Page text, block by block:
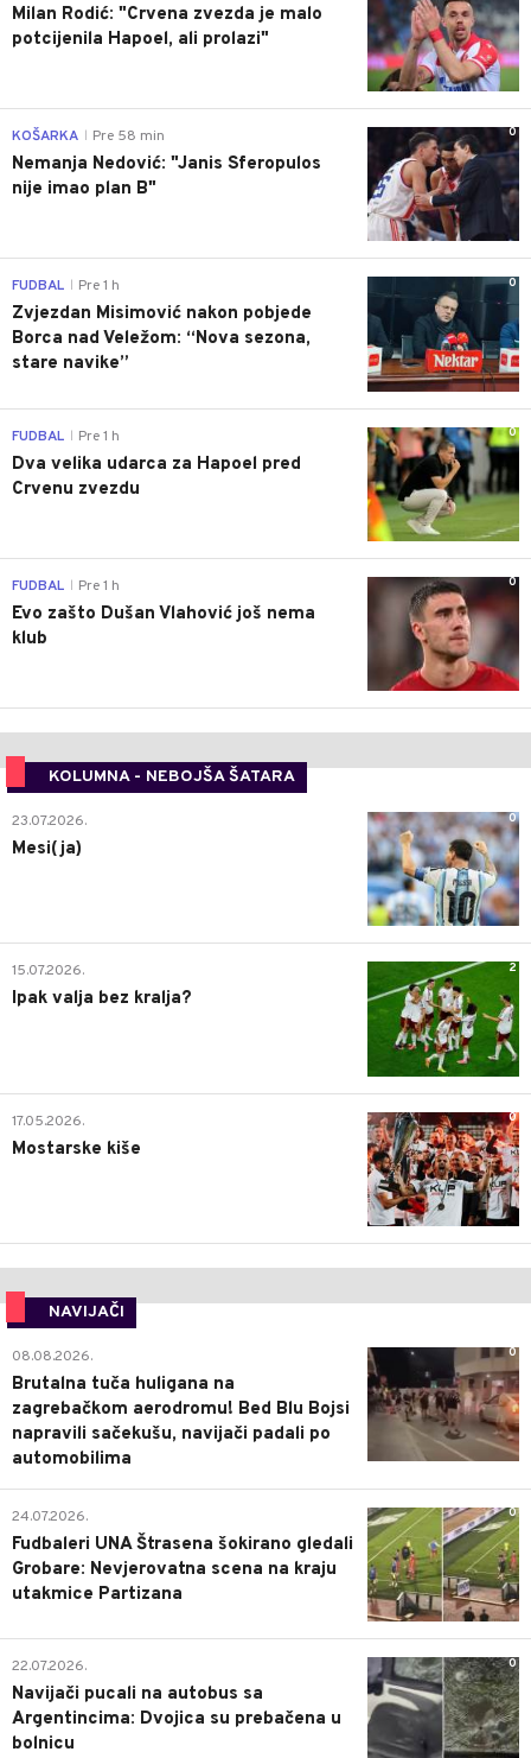
Milan Rodić: "Crvena zvezda je malo
potcijenila Hapoel, ali prolazi"
0
KOŠARKA Pre 58 min
Nemanja Nedović: "Janis Sferopulos
nije imao plan B"
0
FUDBAL Pre 1 h
Zvjezdan Misimović nakon pobjede
Borca nad Veležom: “Nova sezona,
stare navike”
0
FUDBAL Pre 1 h
Dva velika udarca za Hapoel pred
Crvenu zvezdu
0
FUDBAL Pre 1 h
Evo zašto Dušan Vlahović još nema
klub
KOLUMNA - NEBOJŠA ŠATARA
0
23.07.2026.
Mesi(ja)
2
15.07.2026.
Ipak valja bez kralja?
0
17.05.2026.
Mostarske kiše
NAVIJAČI
0
08.08.2026.
Brutalna tuča huligana na
zagrebačkom aerodromu! Bed Blu Bojsi
napravili sačekušu, navijači padali po
automobilima
0
24.07.2026.
Fudbaleri UNA Štrasena šokirano gledali
Grobare: Nevjerovatna scena na kraju
utakmice Partizana
0
22.07.2026.
Navijači pucali na autobus sa
Argentincima: Dvojica su prebačena u
bolnicu